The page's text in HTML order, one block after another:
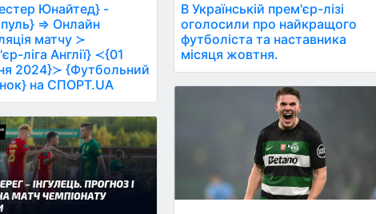
Юнайтед} -
⇒ Онлайн
матчу ≻
ліга Англії} ≺{01
2024}≻ {Футбольний
на СПОРТ.UA
В Українській прем'єр-лізі
оголосили про найкращого
футболіста та наставника
місяця жовтня.